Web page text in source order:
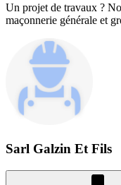
Un projet de travaux ?
maçonnerie générale et
Sarl Galzin Et Fils